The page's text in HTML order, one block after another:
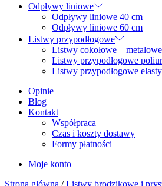
Odpływy liniowe
Odpływy liniowe 40 cm
Odpływy liniowe 60 cm
Listwy przypodłogowe
Listwy cokołowe –
Listwy przypodłogowe
Listwy przypodłogowe
Opinie
Blog
Kontakt
Współpraca
Czas i koszty dostawy
Formy płatności
Moje konto
Strona główna /Listwy brodzikowe i